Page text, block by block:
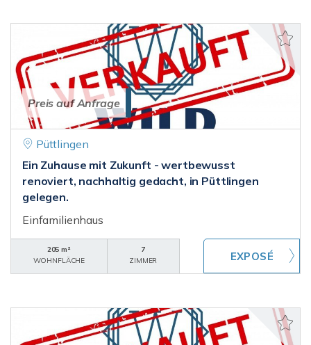
Preis auf Anfrage
Püttlingen
Ein Zuhause mit Zukunft - wertbewusst
renoviert, nachhaltig gedacht, in Püttlingen
gelegen.
Einfamilienhaus
205 m²
WOHNFLÄCHE
7
ZIMMER